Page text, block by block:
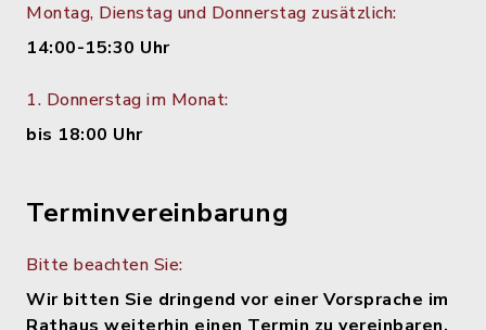
Montag, Dienstag und Donnerstag zusätzlich:
14:00-15:30 Uhr
1. Donnerstag im Monat:
bis 18:00 Uhr
Terminvereinbarung
Bitte beachten Sie:
Wir bitten Sie dringend vor einer Vorsprache im